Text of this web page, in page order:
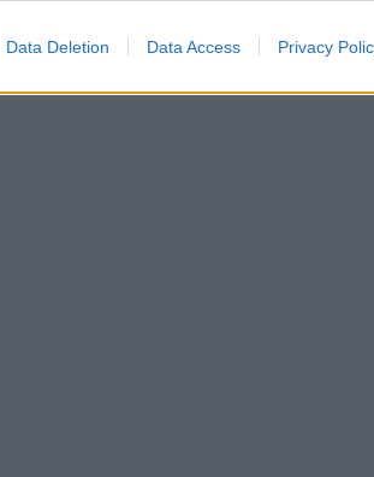
Data Deletion Data Access Privacy
volt 321 ponttal, ahol egyedüliként